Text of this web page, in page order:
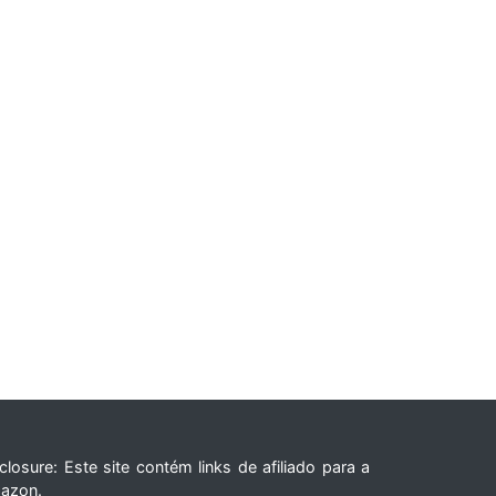
Este site contém links de afiliado para a